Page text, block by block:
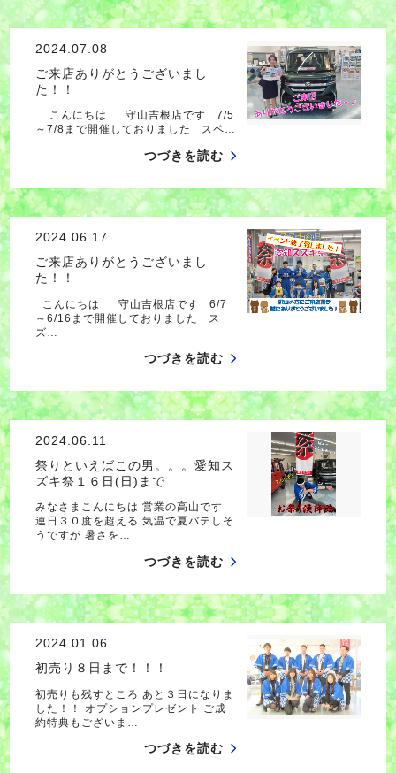
2024.07.08
ご来店ありがとうございまし
た！！
こんにちは 守山吉根店です 7/5
～7/8まで開催しておりました スペ…
つづきを読む
2024.06.17
ご来店ありがとうございまし
た！！
こんにちは 守山吉根店です 6/7
～6/16まで開催しておりました ス
ズ…
つづきを読む
2024.06.11
祭りといえばこの男。。。愛知ス
ズキ祭１６日(日)まで
みなさまこんにちは 営業の高山です
連日３０度を超える 気温で夏バテしそ
うですが 暑さを…
つづきを読む
2024.01.06
初売り８日まで！！！
初売りも残すところ あと３日になりま
した！！ オプションプレゼント ご成
約特典もございま…
つづきを読む